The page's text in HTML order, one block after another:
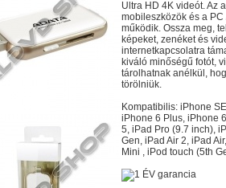
Ultra HD 4K videót. Az
mobileszközök és a
működik. Ossza meg,
képeket, zenéket és
internetkapcsolatra
kiváló minőségű fotót,
tárolhatnak anélkül,
törölniük.
Kompatibilis: iPhone
iPhone 6 Plus, iPhone
5, iPad Pro (9.7 inch),
Gen, iPad Air 2, iPad
Mini , iPod touch (5th